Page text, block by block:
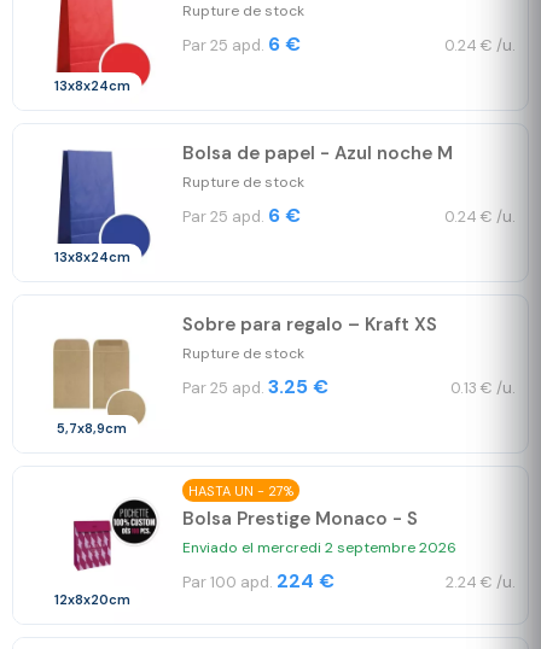
13x8x24cm
Rupture de stock
Par 25 apd. 6 € 0.24 € /u.
13x8x24cm
Bolsa de papel - Azul noche M
Rupture de stock
Par 25 apd. 6 € 0.24 € /u.
5,7x8,9cm
Sobre para regalo – Kraft XS
Rupture de stock
Par 25 apd. 3.25 € 0.13 € /u.
12x8x20cm
HASTA UN - 27%
Bolsa Prestige Monaco - S
Enviado el mercredi 2 septembre 2026
Par 100 apd. 224 € 2.24 € /u.